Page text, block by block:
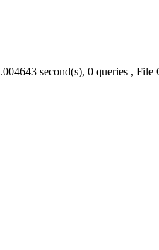
second(s), 0 queries , File